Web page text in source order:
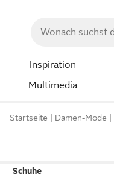
Inspiration
Multimedia
Startseite Damen-Mode
Schuhe